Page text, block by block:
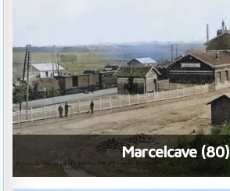
Marcelcave (80)